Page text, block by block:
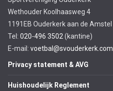
Wethouder Koolhaasweg 4
1191EB Ouderkerk aan de Amstel
Tel: 020-496 3502 (kantine)
E-mail: voetbal@svouderkerk.com
Privacy statement & AVG
Huishoudelijk Reglement